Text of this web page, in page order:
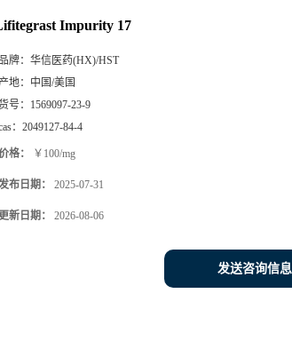
Impurity 17
品牌： 华信医药(HX)/HST
产地： 中国/美国
号： 1569097-23-9
： 2049127-84-4
格： ￥100/mg
布日期： 2025-07-31
新日期： 2026-08-06
发送咨询信息